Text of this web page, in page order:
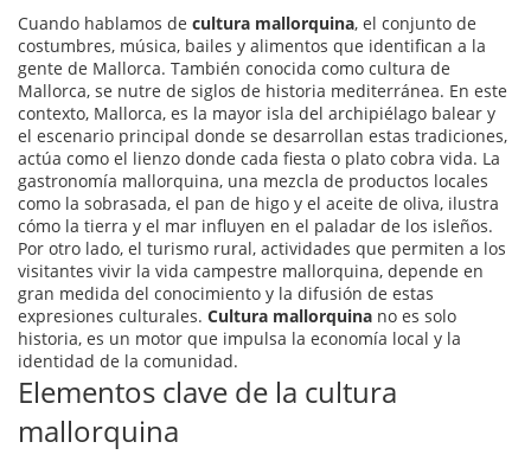
Cuando hablamos de cultura mallorquina, el conjunto de
costumbres, música, bailes y alimentos que identifican a la
gente de Mallorca. También conocida como cultura de
Mallorca, se nutre de siglos de historia mediterránea. En este
contexto, Mallorca, es la mayor isla del archipiélago balear y
el escenario principal donde se desarrollan estas tradiciones,
actúa como el lienzo donde cada fiesta o plato cobra vida. La
gastronomía mallorquina, una mezcla de productos locales
como la sobrasada, el pan de higo y el aceite de oliva, ilustra
cómo la tierra y el mar influyen en el paladar de los isleños.
Por otro lado, el turismo rural, actividades que permiten a los
visitantes vivir la vida campestre mallorquina, depende en
gran medida del conocimiento y la difusión de estas
expresiones culturales. Cultura mallorquina no es solo
historia, es un motor que impulsa la economía local y la
identidad de la comunidad.
Elementos clave de la cultura
mallorquina